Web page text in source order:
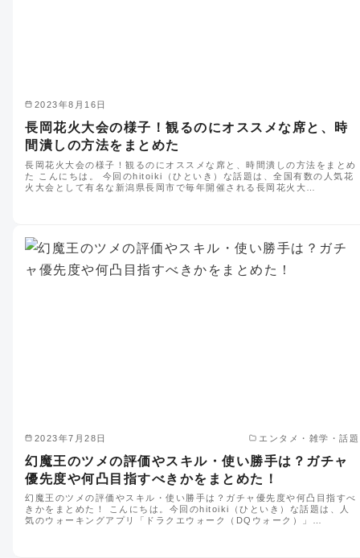
2023年8月16日
長岡花火大会の様子！観るのにオススメな席と、時
間潰しの方法をまとめた
長岡花火大会の様子！観るのにオススメな席と、時間潰しの方法をまとめ
た こんにちは。 今回のhitoiki（ひといき）な話題は、全国有数の人気花
火大会として有名な新潟県長岡市で毎年開催される長岡花火大…
2023年7月28日 エンタメ・雑学・話題
幻魔王のツメの評価やスキル・使い勝手は？ガチャ
優先度や何凸目指すべきかをまとめた！
幻魔王のツメの評価やスキル・使い勝手は？ガチャ優先度や何凸目指すべ
きかをまとめた！ こんにちは。今回のhitoiki（ひといき）な話題は、人
気のウォーキングアプリ「ドラクエウォーク（DQウォーク）」…